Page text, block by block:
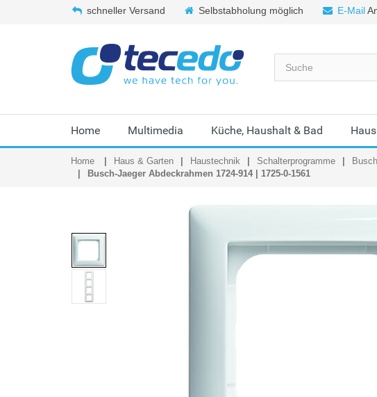
schneller Versand Selbstabholung möglich E-Mail
Home Multimedia Küche, Haushalt & Bad
Home Haus & Garten Haustechnik Schalterprogramme
Busch-Jaeger Abdeckrahmen 1724-914 | 1725-0-1561